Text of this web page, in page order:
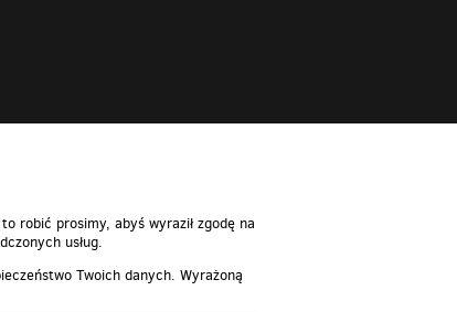
robić prosimy, abyś wyraził zgodę na
usług.
Twoich danych. Wyrażoną